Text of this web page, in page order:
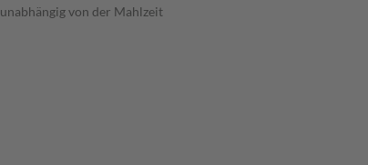
unabhängig von der Mahlzeit